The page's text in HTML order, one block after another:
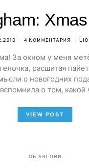
4 КОММЕНТАРИЯ
За окном у меня
елочка, расшитая
о новогодних
о том,
VIEW POST
ОБ АНГЛИИ